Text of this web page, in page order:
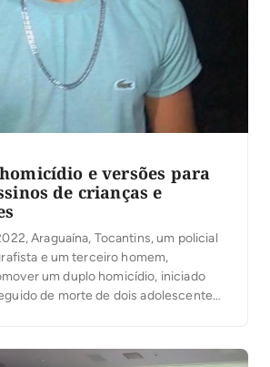
e versões para
de crianças e
Araguaína, Tocantins, um policial
e um terceiro homem,
um duplo homicídio, iniciado
de morte de dois adolescentes:
[…]